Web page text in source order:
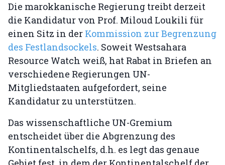
Die marokkanische Regierung treibt derzeit
die Kandidatur von Prof. Miloud Loukili für
einen Sitz in der Kommission zur Begrenzung
des Festlandsockels. Soweit Westsahara
Resource Watch weiß, hat Rabat in Briefen an
verschiedene Regierungen UN-
Mitgliedstaaten aufgefordert, seine
Kandidatur zu unterstützen.
Das wissenschaftliche UN-Gremium
entscheidet über die Abgrenzung des
Kontinentalschelfs, d.h. es legt das genaue